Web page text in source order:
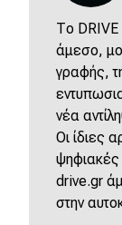
Το DRIVE
άμεσο,
γραφής,
νέα
Οι ίδιες
drive.gr
στην